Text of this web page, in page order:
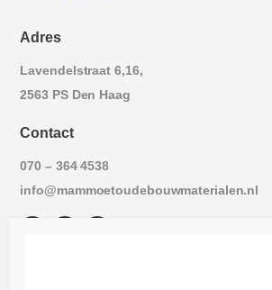
Adres
Lavendelstraat 6,16,
2563 PS Den Haag
Contact
070 – 364 4538
info@mammoetoudebouwmaterialen.nl